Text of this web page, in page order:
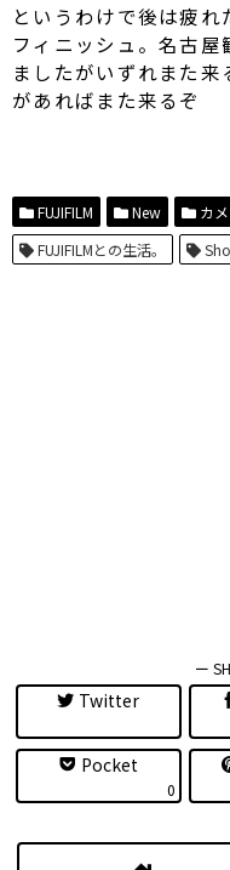
というわけで後は疲
フィニッシュ。名古
ましたがいずれまた
があればまた来るぞ
FUJIFILM New カ
FUJIFILMとの生活。
ー
Twitter
Pocket
0